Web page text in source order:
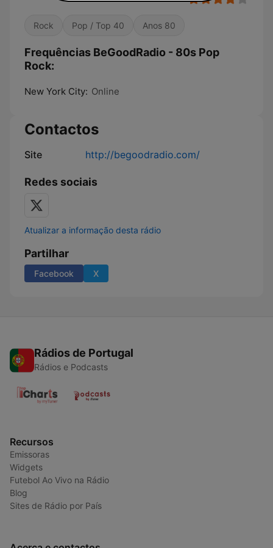
Rock Pop / Top 40 Anos 80
Frequências BeGoodRadio - 80s Pop
Rock:
New York City: Online
Contactos
Site http://begoodradio.com/
Redes sociais
Atualizar a informação desta rádio
Partilhar
Facebook X
Rádios de Portugal
Rádios e Podcasts
Recursos
Emissoras
Widgets
Futebol Ao Vivo na Rádio
Blog
Sites de Rádio por País